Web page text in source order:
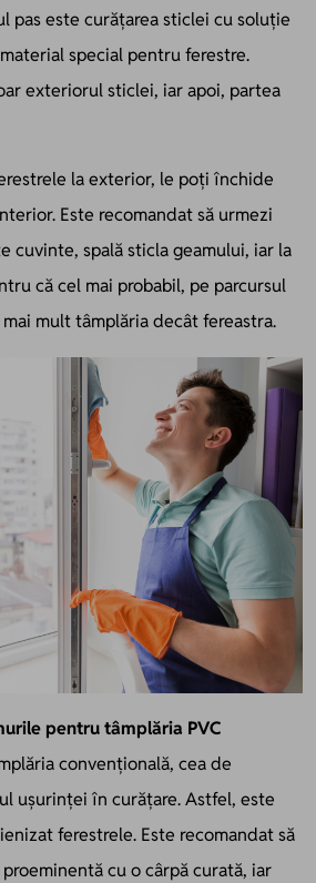
pas este curățarea sticlei cu soluție
special pentru ferestre.
exteriorul sticlei, iar apoi, partea
la exterior, le poți închide
Este recomandat să urmezi
cuvinte, spală sticla geamului, iar la
că cel mai probabil, pe parcursul
mult tâmplăria decât fereastra.
pentru tâmplăria PVC
convențională, cea de
ușurinței în curățare. Astfel, este
ferestrele. Este recomandat să
cu o cârpă curată, iar